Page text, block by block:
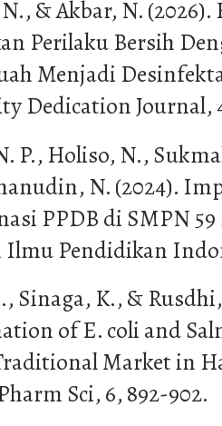
& Akbar, N.
Perilaku Bersih
Menjadi
Dedication Journal,
P., Holiso, N.,
N. (2024).
PPDB di SMPN
Pendidikan
Sinaga, K., &
of E. coli and
Market in
Sci, 6, 892-902.